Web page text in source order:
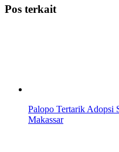
Pos terkait
Palopo Tertarik Adopsi
Makassar